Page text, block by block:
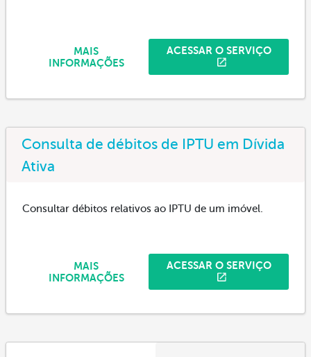
ACESSAR O SERVIÇO
MAIS
INFORMAÇÕES
Consulta de débitos de IPTU em Dívida
Ativa
Consultar débitos relativos ao IPTU de um imóvel.
ACESSAR O SERVIÇO
MAIS
INFORMAÇÕES